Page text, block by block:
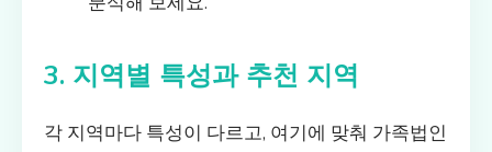
3. 지역별 특성과 추천 지역
각 지역마다 특성이 다르고, 여기에 맞춰 가족법인